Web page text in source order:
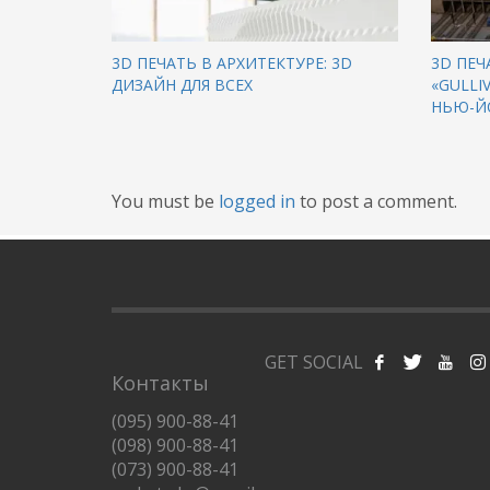
3D ПЕЧАТЬ В АРХИТЕКТУРЕ: 3D
ДИЗАЙН ДЛЯ ВСЕХ
3D
НЬЮ-
You must be logged in to post a comment.
GET SOCIAL
Контакты
(095) 900-88-41
(098) 900-88-41
(073) 900-88-41